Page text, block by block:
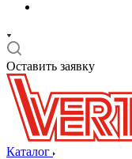
Оставить заявку
Каталог